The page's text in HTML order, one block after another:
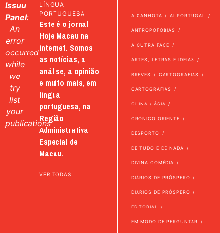
Issuu
Panel:
An
error
occurred
while
we
try
list
your
publications
LÍNGUA
PORTUGUESA
Este é o jornal
Hoje Macau na
internet. Somos
as notícias, a
análise, a opinião
e muito mais, em
língua
portuguesa, na
Região
Administrativa
Especial de
Macau.
VER TODAS
A CANHOTA AI PORTUGAL
ANTROPOFOBIAS
A OUTRA FACE
ARTES, LETRAS E IDEIAS
BREVES CARTOGRAFIAS
CARTOGRAFIAS
CHINA / ÁSIA
CRÓNICO ORIENTE
DESPORTO
DE TUDO E DE NADA
DIVINA COMÉDIA
DIÁRIOS DE PRÓSPERO
DIÁRIOS DE PRÓSPERO
EDITORIAL
EM MODO DE PERGUNTAR